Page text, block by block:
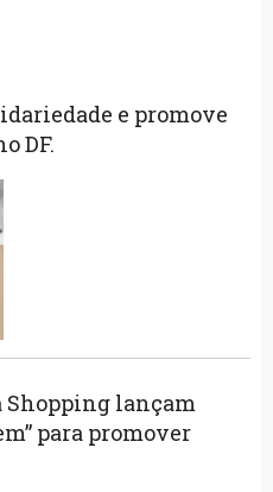
e promove
DF.
Shopping lançam
para promover